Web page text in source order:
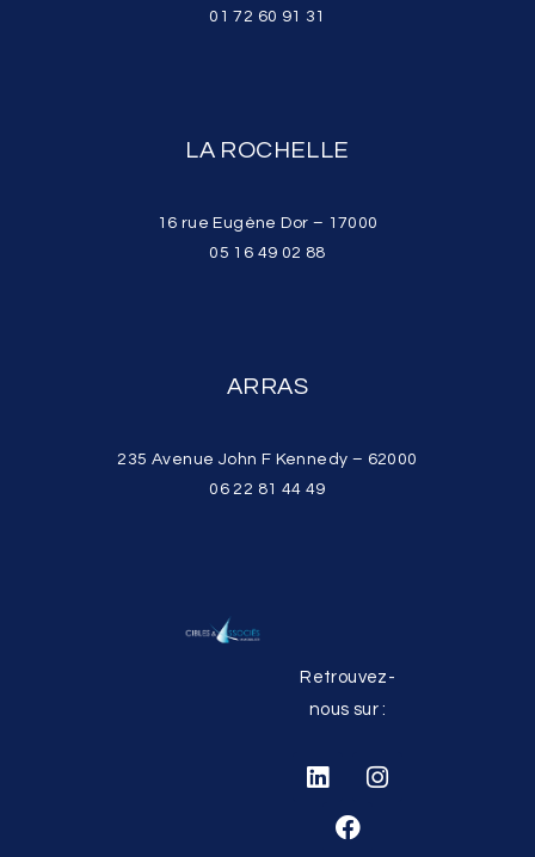
01 72 60 91 31
LA ROCHELLE
16 rue Eugène Dor – 17000
05 16 49 02 88
ARRAS
235 Avenue John F Kennedy – 62000
06 22 81 44 49
Retrouvez-
nous sur :